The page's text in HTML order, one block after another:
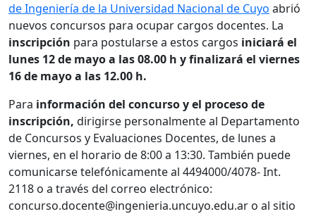
de Ingeniería de la Universidad Nacional de Cuyo abrió
nuevos concursos para ocupar cargos docentes. La
inscripción para postularse a estos cargos iniciará el
lunes 12 de mayo a las 08.00 h y finalizará el viernes
16 de mayo a las 12.00 h.
Para información del concurso y el proceso de
inscripción, dirigirse personalmente al Departamento
de Concursos y Evaluaciones Docentes, de lunes a
viernes, en el horario de 8:00 a 13:30. También puede
comunicarse telefónicamente al 4494000/4078- Int.
2118 o a través del correo electrónico:
concurso.docente@ingenieria.uncuyo.edu.ar o al sitio